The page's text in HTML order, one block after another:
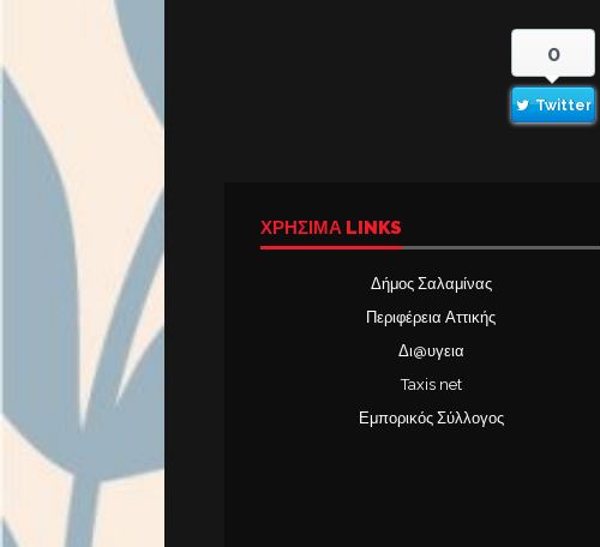
0
Twitter
ΧΡΉΣΙΜΑ LINKS
Δήμος Σαλαμίνας
Περιφέρεια Αττικής
Δι@υγεια
Taxis net
Εμπορικός Σύλλογος